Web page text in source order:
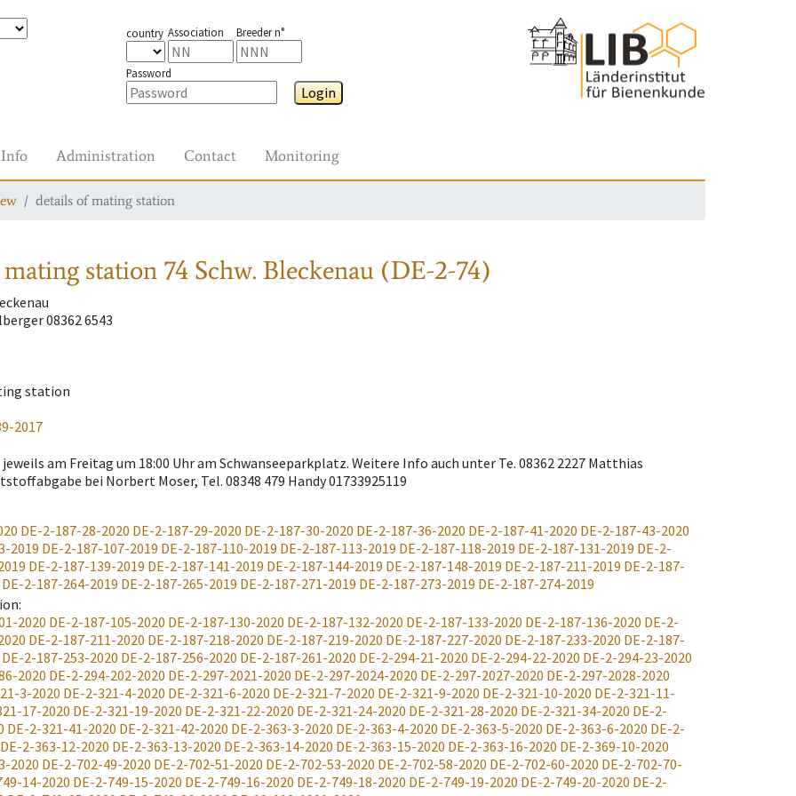
country Association Breeder n°
Password
Login
Info Administration Contact Monitoring
details of mating station
station 74 Schw. Bleckenau (DE-2-74)
08362 6543
station
2017
am Freitag um 18:00 Uhr am Schwanseeparkplatz. Weitere Info auch unter Te. 08362 2227 Matthias
bei Norbert Moser, Tel. 08348 479 Handy 01733925119
DE-2-187-28-2020 DE-2-187-29-2020 DE-2-187-30-2020 DE-2-187-36-2020 DE-2-187-41-2020 DE-2-187-43-2020
2019 DE-2-187-107-2019 DE-2-187-110-2019 DE-2-187-113-2019 DE-2-187-118-2019 DE-2-187-131-2019 DE-2-
DE-2-187-139-2019 DE-2-187-141-2019 DE-2-187-144-2019 DE-2-187-148-2019 DE-2-187-211-2019 DE-2-187-
DE-2-187-264-2019 DE-2-187-265-2019 DE-2-187-271-2019 DE-2-187-273-2019 DE-2-187-274-2019
:
2020 DE-2-187-105-2020 DE-2-187-130-2020 DE-2-187-132-2020 DE-2-187-133-2020 DE-2-187-136-2020 DE-2-
DE-2-187-211-2020 DE-2-187-218-2020 DE-2-187-219-2020 DE-2-187-227-2020 DE-2-187-233-2020 DE-2-187-
DE-2-187-253-2020 DE-2-187-256-2020 DE-2-187-261-2020 DE-2-294-21-2020 DE-2-294-22-2020 DE-2-294-23-2020
2020 DE-2-294-202-2020 DE-2-297-2021-2020 DE-2-297-2024-2020 DE-2-297-2027-2020 DE-2-297-2028-2020
3-2020 DE-2-321-4-2020 DE-2-321-6-2020 DE-2-321-7-2020 DE-2-321-9-2020 DE-2-321-10-2020 DE-2-321-11-
17-2020 DE-2-321-19-2020 DE-2-321-22-2020 DE-2-321-24-2020 DE-2-321-28-2020 DE-2-321-34-2020 DE-2-
DE-2-321-41-2020 DE-2-321-42-2020 DE-2-363-3-2020 DE-2-363-4-2020 DE-2-363-5-2020 DE-2-363-6-2020 DE-2-
DE-2-363-12-2020 DE-2-363-13-2020 DE-2-363-14-2020 DE-2-363-15-2020 DE-2-363-16-2020 DE-2-369-10-2020
2020 DE-2-702-49-2020 DE-2-702-51-2020 DE-2-702-53-2020 DE-2-702-58-2020 DE-2-702-60-2020 DE-2-702-70-
14-2020 DE-2-749-15-2020 DE-2-749-16-2020 DE-2-749-18-2020 DE-2-749-19-2020 DE-2-749-20-2020 DE-2-